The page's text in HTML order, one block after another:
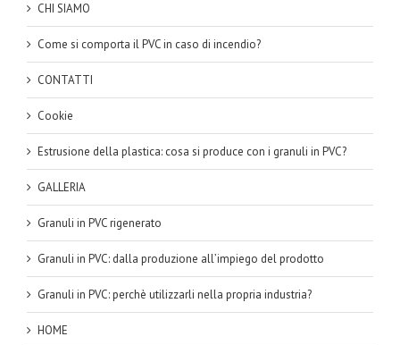
CHI SIAMO
Come si comporta il PVC in caso di incendio?
CONTATTI
Cookie
Estrusione della plastica: cosa si produce con i granuli in PVC?
GALLERIA
Granuli in PVC rigenerato
Granuli in PVC: dalla produzione all’impiego del prodotto
Granuli in PVC: perchè utilizzarli nella propria industria?
HOME